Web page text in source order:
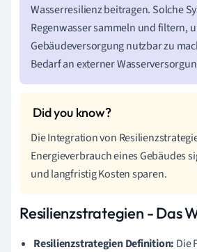
Wasserresilienz beitragen. Solche
Regenwasser sammeln und filtern,
Gebäudeversorgung nutzbar zu
Bedarf an externer
Die Integration von
Energieverbrauch eines Gebäudes
und langfristig Kosten sparen.
Resilienzstrategien - Das
Resilienzstrategien Definition: Die